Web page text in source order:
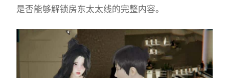
是否能够解锁房东太太线的完整内容。